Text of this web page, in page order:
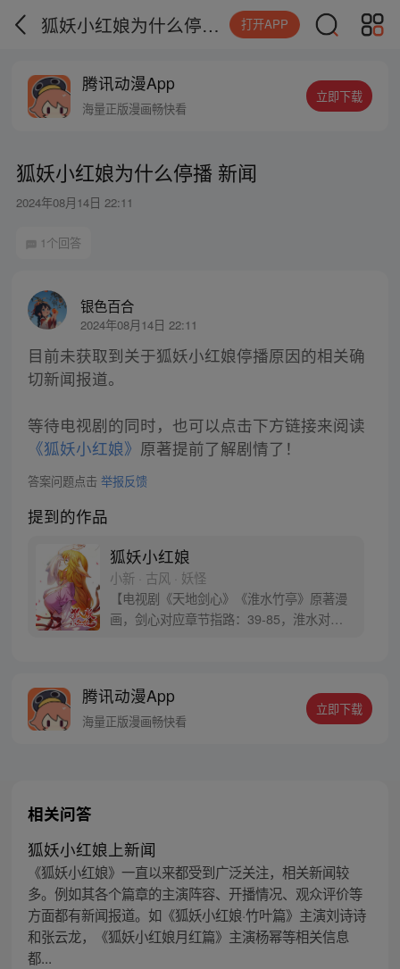
狐妖小红娘为什么停播 新闻 打开APP
腾讯动漫App
海量正版漫画畅快看
立即下载
狐妖小红娘为什么停播 新闻
2024年08月14日 22:11
1个回答
银色百合
2024年08月14日 22:11
目前未获取到关于狐妖小红娘停播原因的相关确
切新闻报道。
等待电视剧的同时，也可以点击下方链接来阅读
《狐妖小红娘》 原著提前了解剧情了！
答案问题点击 举报反馈
提到的作品
狐妖小红娘
小新 · 古风 · 妖怪
【电视剧《天地剑心》《淮水竹亭》原著漫
画，剑心对应章节指路：39-85，淮水对应
腾讯动漫App
海量正版漫画畅快看
立即下载
相关问答
狐妖小红娘上新闻
《狐妖小红娘》一直以来都受到广泛关注，相关新闻较
多。例如其各个篇章的主演阵容、开播情况、观众评价等
方面都有新闻报道。如《狐妖小红娘·竹叶篇》主演刘诗诗
和张云龙，《狐妖小红娘月红篇》主演杨幂等相关信息
都...